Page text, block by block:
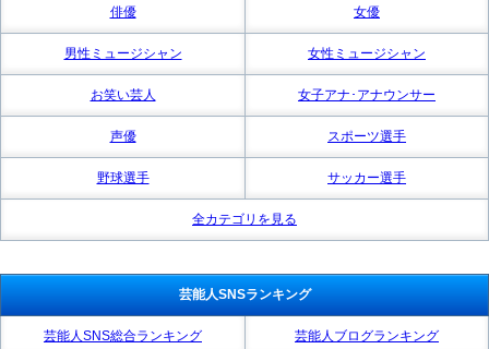
俳優 女優
男性ミュージシャン 女性ミュージシャン
お笑い芸人 女子アナ･アナウンサー
声優 スポーツ選手
野球選手 サッカー選手
全カテゴリを見る
芸能人SNSランキング
芸能人SNS総合ランキング 芸能人ブログランキング